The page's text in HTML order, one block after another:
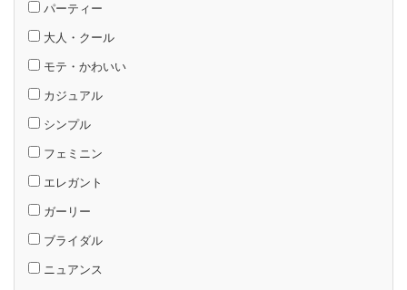
パーティー
大人・クール
モテ・かわいい
カジュアル
シンプル
フェミニン
エレガント
ガーリー
ブライダル
ニュアンス